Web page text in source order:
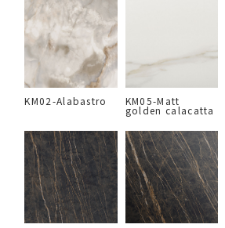
KM02-Alabastro KM05-Matt
golden calacatta